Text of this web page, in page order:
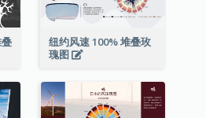
纽约风速 100% 堆叠玫
瑰图